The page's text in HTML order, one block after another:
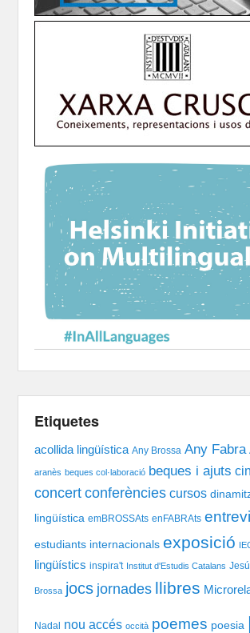
Etiquetes
acollida lingüística Any Brossa Any Fabra
aranès beques col·laboració beques i ajuts
concert conferències cursos
lingüística emBROSSAts enFABRAts
estudiants internacionals exposició
lingüístics inspira't Institut d'Estudis Catalans
Brossa jocs jornades llibres
Nadal nou accés occità poemes poesia